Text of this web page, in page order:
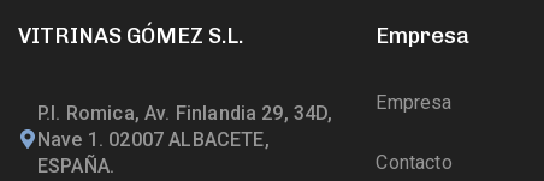
VITRINAS GÓMEZ S.L.
P.I. Romica, Av. Finlandia 29, 34D,
Nave 1. 02007 ALBACETE,
ESPAÑA.
Empresa
Empresa
Contacto